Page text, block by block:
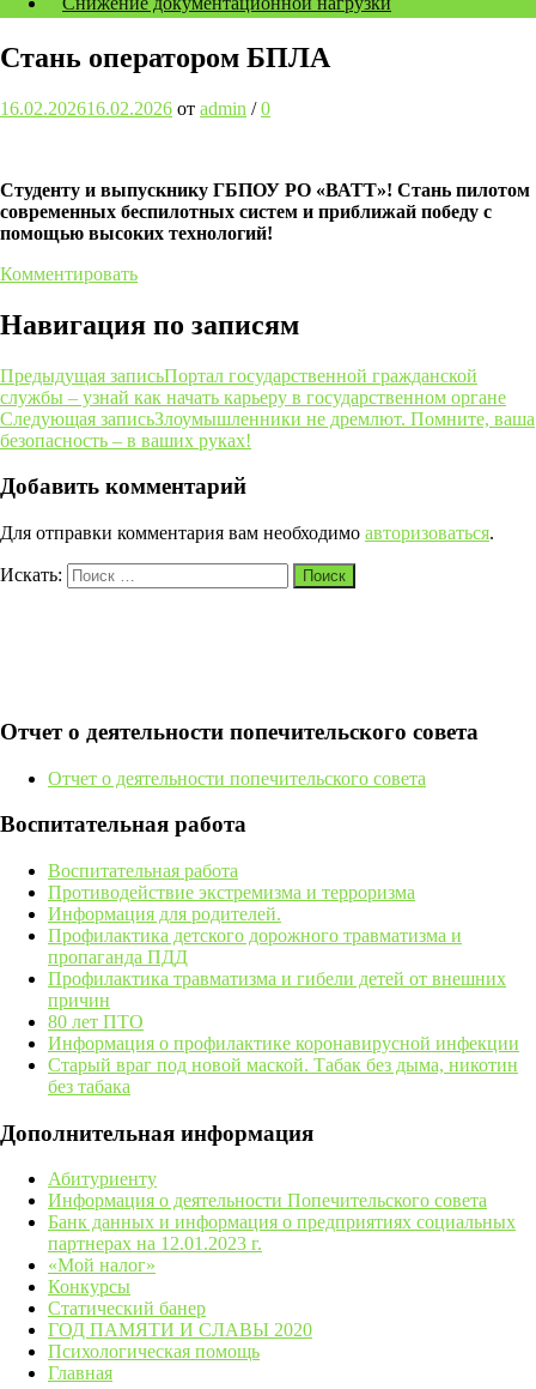
Стань оператором БПЛА
16.02.202616.02.2026 от admin / 0
Студенту и выпускнику ГБПОУ РО «ВАТТ»! Стань пилотом
современных беспилотных систем и приближай победу с
помощью высоких технологий!
Комментировать
Навигация по записям
Предыдущая записьПортал государственной гражданской
службы – узнай как начать карьеру в государственном органе
Следующая записьЗлоумышленники не дремлют. Помните, ваша
безопасность – в ваших руках!
Добавить комментарий
Для отправки комментария вам необходимо авторизоваться.
Искать: Поиск
Отчет о деятельности попечительского совета
Отчет о деятельности попечительского совета
Воспитательная работа
Воспитательная работа
Противодействие экстремизма и терроризма
Информация для родителей.
Профилактика детского дорожного травматизма и
пропаганда ПДД
Профилактика травматизма и гибели детей от внешних
причин
80 лет ПТО
Информация о профилактике коронавирусной инфекции
Старый враг под новой маской. Табак без дыма, никотин
без табака
Дополнительная информация
Абитуриенту
Информация о деятельности Попечительского совета
Банк данных и информация о предприятиях социальных
партнерах на 12.01.2023 г.
«Мой налог»
Конкурсы
Статический банер
ГОД ПАМЯТИ И СЛАВЫ 2020
Психологическая помощь
Главная